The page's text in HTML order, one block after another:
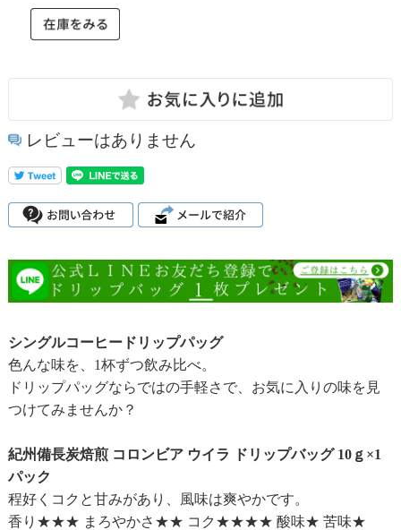
レビューはありません
シングルコーヒードリップパッグ
色んな味を、1杯ずつ飲み比べ。
ドリップパッグならではの手軽さで、お気に入りの味を見
つけてみませんか？
紀州備長炭焙煎 コロンビア ウイラ ドリップバッグ 10ｇ×1
パック
程好くコクと甘みがあり、風味は爽やかです。
香り★★★ まろやかさ★★ コク★★★★ 酸味★ 苦味★